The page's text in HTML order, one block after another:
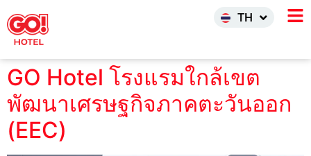
TH
INDO
GO Hotel โรงแรมใกล้เขต
พัฒนาเศรษฐกิจภาคตะวันออก
(EEC)